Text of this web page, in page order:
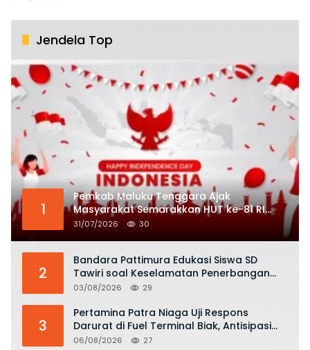
Jendela Top
1
Pemkab Maluku Tenggara Ajak
Masyarakat Semarakkan HUT ke-81 RI
dengan Semangat Nasionalisme
31/07/2026 30
2
Bandara Pattimura Edukasi Siswa SD
Tawiri soal Keselamatan Penerbangan
dan Bahaya Bermain Layang-layang di
03/08/2026 29
3
Pertamina Patra Niaga Uji Respons
Darurat di Fuel Terminal Biak, Antisipasi
Risiko Kebakaran dan Tumpahan BBM
06/08/2026 27